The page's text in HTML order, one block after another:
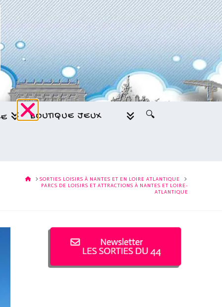
BOUTIQUE JEUX 🔍
HOMESORTIES LOISIRS À NANTES ET EN LOIRE ATLANTIQUE
PARCS DE LOISIRS ET ATTRACTIONS À NANTES ET LOIRE-
ATLANTIQUE